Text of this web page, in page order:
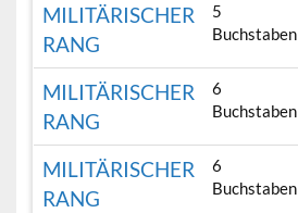
MILITÄRISCHER
RANG
5
Buchstaben
MILITÄRISCHER
RANG
6
Buchstaben
MILITÄRISCHER
RANG
6
Buchstaben